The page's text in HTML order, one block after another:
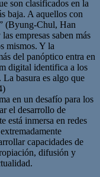
son clasificados en la
baja. A aquellos con
(Byung-Chul, Han
empresas saben más
mismos. Y la
del panóptico entra en
digital identifica a los
basura es algo que
en un desafío para los
el desarrollo de
está inmersa en redes
capacidades de
difusión y